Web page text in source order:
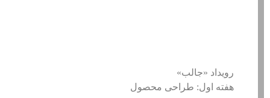
رویداد «جالب»
هفته اول: طراحی محصول